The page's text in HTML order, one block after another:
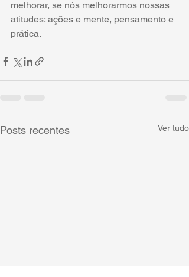
melhorar, se nós melhorarmos nossas
atitudes: ações e mente, pensamento e
prática.
Posts recentes Ver tudo